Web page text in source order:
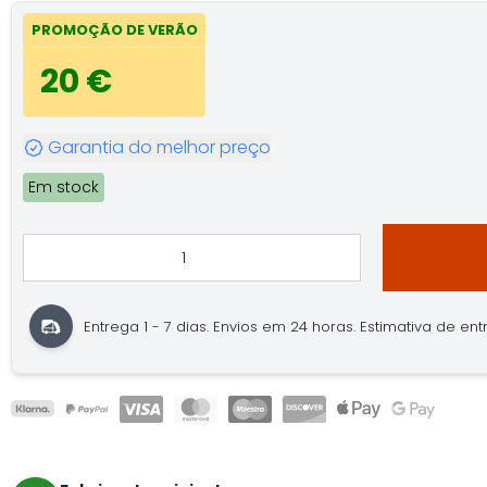
PROMOÇÃO DE VERÃO
20 €
Garantia do melhor preço
Em stock
Entrega 1 - 7 dias. Envios em 24 horas. Estimativa de